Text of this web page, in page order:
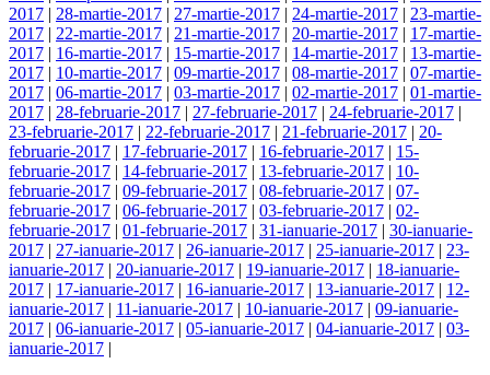
2017 | 28-martie-2017 | 27-martie-2017 | 24-martie-2017 | 23-martie-
2017 | 22-martie-2017 | 21-martie-2017 | 20-martie-2017 | 17-martie-
2017 | 16-martie-2017 | 15-martie-2017 | 14-martie-2017 | 13-martie-
2017 | 10-martie-2017 | 09-martie-2017 | 08-martie-2017 | 07-martie-
2017 | 06-martie-2017 | 03-martie-2017 | 02-martie-2017 | 01-martie-
2017 | 28-februarie-2017 | 27-februarie-2017 | 24-februarie-2017 |
23-februarie-2017 | 22-februarie-2017 | 21-februarie-2017 | 20-
februarie-2017 | 17-februarie-2017 | 16-februarie-2017 | 15-
februarie-2017 | 14-februarie-2017 | 13-februarie-2017 | 10-
februarie-2017 | 09-februarie-2017 | 08-februarie-2017 | 07-
februarie-2017 | 06-februarie-2017 | 03-februarie-2017 | 02-
februarie-2017 | 01-februarie-2017 | 31-ianuarie-2017 | 30-ianuarie-
2017 | 27-ianuarie-2017 | 26-ianuarie-2017 | 25-ianuarie-2017 | 23-
ianuarie-2017 | 20-ianuarie-2017 | 19-ianuarie-2017 | 18-ianuarie-
2017 | 17-ianuarie-2017 | 16-ianuarie-2017 | 13-ianuarie-2017 | 12-
ianuarie-2017 | 11-ianuarie-2017 | 10-ianuarie-2017 | 09-ianuarie-
2017 | 06-ianuarie-2017 | 05-ianuarie-2017 | 04-ianuarie-2017 | 03-
ianuarie-2017 |